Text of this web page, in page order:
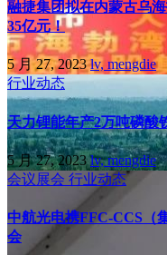
融捷集团拟在内蒙古乌
35亿元！
5 月 27, 2023lv, mengdie
行业动态
天力锂能年产2万吨磷酸
5 月 27, 2023lv, mengdie
会议展会 行业动态
中航光电携FFC-CCS（
会